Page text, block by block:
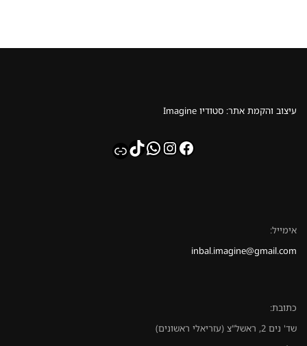
עיצוב והקמת אתר: סטודיו Imagine
Facebook
Instagram
whatsapp
TikTok
Link
אימייל:
inbal.imagine@gmail.com
כתובת:
שד' נים 2, ראשל"צ (עזריאלי ראשונים)